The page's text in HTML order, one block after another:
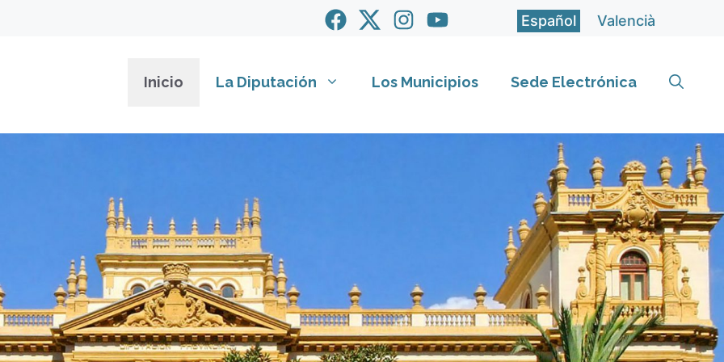
Español Valencià
Inicio La Diputación Los Municipios Sede Electrónica